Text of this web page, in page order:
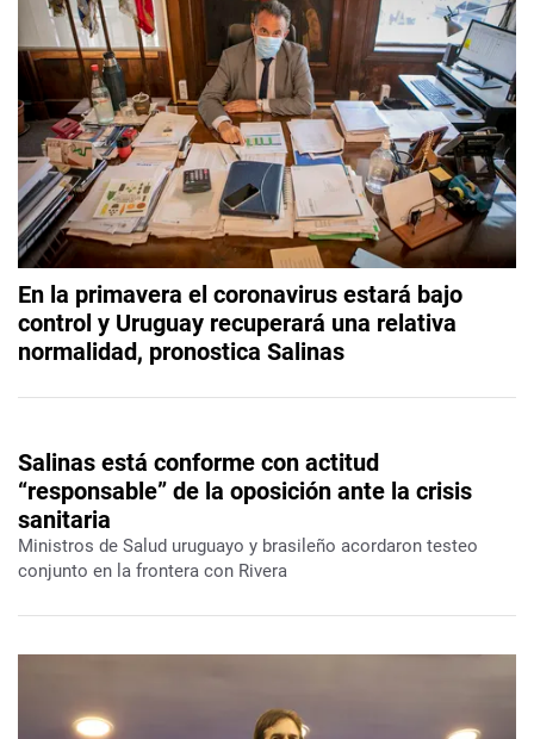
En la primavera el coronavirus estará bajo
control y Uruguay recuperará una relativa
normalidad, pronostica Salinas
Salinas está conforme con actitud
“responsable” de la oposición ante la crisis
sanitaria
Ministros de Salud uruguayo y brasileño acordaron testeo
conjunto en la frontera con Rivera